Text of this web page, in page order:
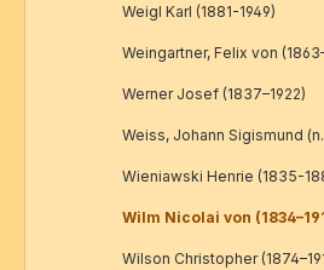
Weigl Karl (1881-1949)
Weingartner, Felix von
Werner Josef (1837–1922)
Weiss, Johann Sigismund
Wieniawski Henrie (1835-
Wilm Nicolai von
Wilson Christopher